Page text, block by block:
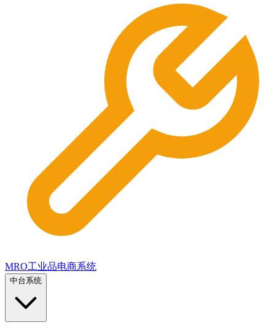
MRO工业品电商系统
中台系统